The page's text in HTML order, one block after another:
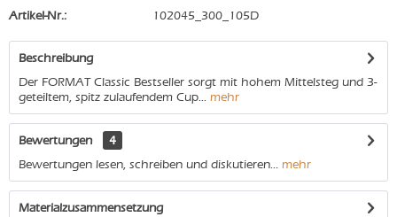
Artikel-Nr.: 102045_300_105D
Beschreibung
Der FORMAT Classic Bestseller sorgt mit hohem Mittelsteg und 3-
geteiltem, spitz zulaufendem Cup... mehr
Bewertungen
4
Bewertungen lesen, schreiben und diskutieren... mehr
Materialzusammensetzung